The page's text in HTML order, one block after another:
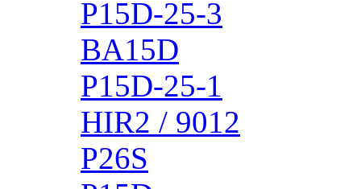
P15D-25-3
BA15D
P15D-25-1
HIR2 / 9012
P26S